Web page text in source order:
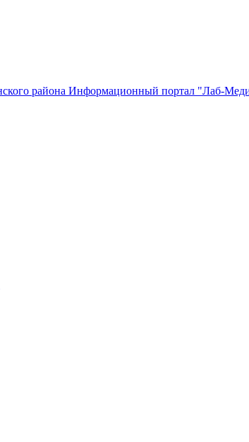
Информационный портал "Лаб-